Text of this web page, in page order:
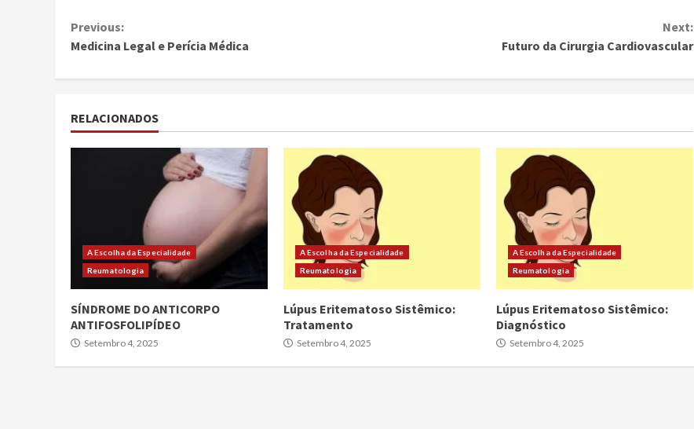
Continue
Reading
Previous:
Medicina Legal e Perícia Médica
Next:
Futuro da Cirurgia Cardiovascular
RELACIONADOS
A Escolha da Especialidade
Reumatologia
SÍNDROME DO ANTICORPO
ANTIFOSFOLIPÍDEO
Setembro 4, 2025
A Escolha da Especialidade
Reumatologia
Lúpus Eritematoso Sistêmico:
Tratamento
Setembro 4, 2025
A Escolha da Especialidade
Reumatologia
Lúpus Eritematoso Sistêmico:
Diagnóstico
Setembro 4, 2025